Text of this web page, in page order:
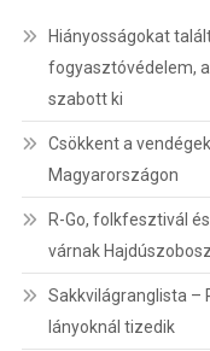
Hiányosságokat
fogyasztóvédelem,
szabott ki
Csökkent a
Magyarországon
R-Go, folkfesztivál
várnak
Sakkvilágranglista –
lányoknál tizedik